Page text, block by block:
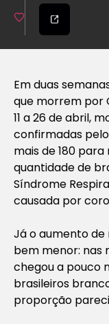
Em duas
que morrem por
11 a 26 de abril,
confirmadas
mais de 180 para
quantidade de
Síndrome
causada por
Já o aumento
bem menor: nas
chegou a pouco
brasileiros
proporção